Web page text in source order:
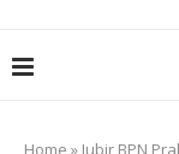
Home » Jubir BPN